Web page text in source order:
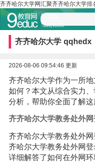
齐齐哈尔大学网汇聚齐齐哈尔大学
齐齐哈尔大学 qqhedx
2026-08-06 09:54:46 更新
齐齐哈尔大学作为一所
如何？本文从综合实力
分析，帮助你全面了解这
齐齐哈尔大学教务处外
齐齐哈尔大学教务处外
齐哈尔大学教务处外网
详细解答了如何在外网